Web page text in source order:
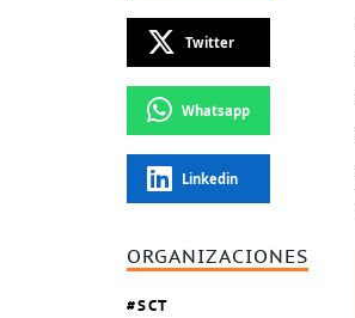
Twitter
Whatsapp
Linkedin
ORGANIZACIONES
SCT